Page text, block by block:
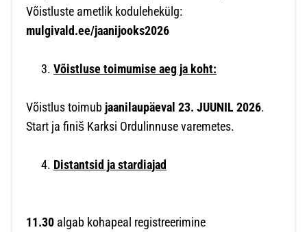
Võistluste ametlik kodulehekülg:
mulgivald.ee/jaanijooks2026
Võistluse toimumise aeg ja koht:
Võistlus toimub jaanilaupäeval 23. JUUNIL 2026.
Start ja finiš Karksi Ordulinnuse varemetes.
Distantsid ja stardiajad
11.30 algab kohapeal registreerimine